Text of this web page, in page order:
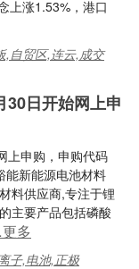
上涨1.53%，港口
,自贸区,连云,成交
30日开始网上申
上申购，申购代码
能新能源电池材料
料供应商,专注于锂
主要产品包括磷酸
多
子,电池,正极